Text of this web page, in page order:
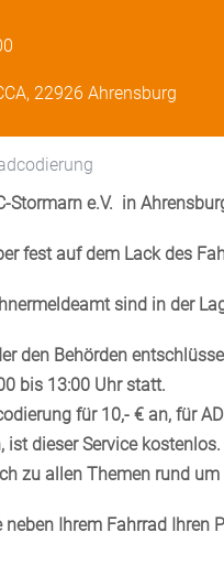
22926 Ahrensburg
Stormarn e.V. in
fest auf dem Lack des
sind in der
den Behörden
bis 13:00 Uhr statt.
für 10,- € an, für
dieser Service kostenlos.
zu allen Themen rund
Ihrem Fahrrad